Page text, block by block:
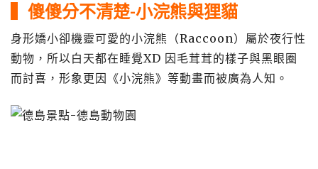
▍傻傻分不清楚-小浣熊與狸貓
身形嬌小卻機靈可愛的小浣熊（Raccoon）屬於夜行性
動物，所以白天都在睡覺XD 因毛茸茸的樣子與黑眼圈
而討喜，形象更因《小浣熊》等動畫而被廣為人知。